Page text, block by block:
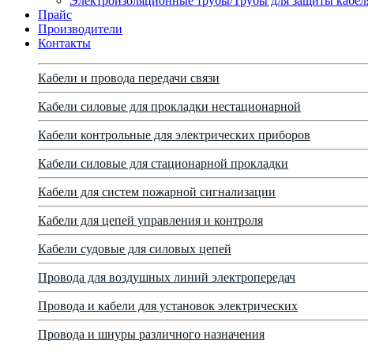
Прайс
Производители
Контакты
Кабели и провода передачи связи
Кабели силовые для прокладки нестационарной
Кабели контрольные для электрических приборов
Кабели силовые для стационарной прокладки
Кабели для систем пожарной сигнализации
Кабели для цепей управления и контроля
Кабели судовые для силовых цепей
Провода для воздушных линий электропередач
Провода и кабели для установок электрических
Провода и шнуры различного назначения